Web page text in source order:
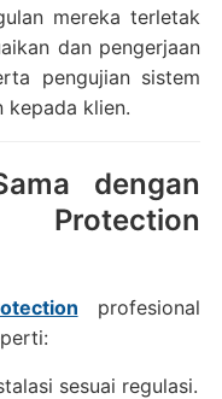
mereka terletak
dan pengerjaan
pengujian sistem
kepada klien.
dengan
Protection
profesional
sesuai regulasi.